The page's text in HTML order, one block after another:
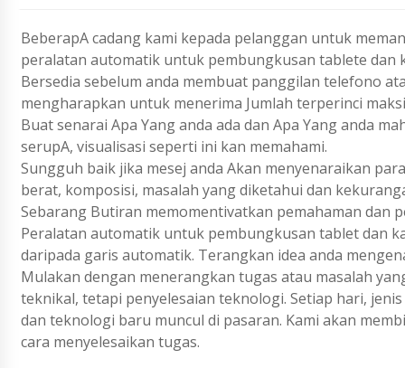
BeberapA cadang kami kepada pelanggan untuk
peralatan automatik untuk pembungkusan tablete dan
Bersedia sebelum anda membuat panggilan telefono
mengharapkan untuk menerima Jumlah terperinci
Buat senarai Apa Yang anda ada dan Apa Yang anda
serupA, visualisasi seperti ini kan memahami.
Sungguh baik jika mesej anda Akan menyenaraikan
berat, komposisi, masalah yang diketahui dan
Sebarang Butiran memomentivatkan pemahaman dan
Peralatan automatik untuk pembungkusan tablet dan
daripada garis automatik. Terangkan idea anda
Mulakan dengan menerangkan tugas atau masalah
teknikal, tetapi penyelesaian teknologi. Setiap hari,
dan teknologi baru muncul di pasaran. Kami akan
cara menyelesaikan tugas.